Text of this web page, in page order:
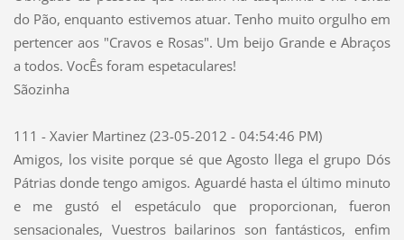
do Pão, enquanto estivemos atuar. Tenho muito orgulho em
pertencer aos "Cravos e Rosas". Um beijo Grande e Abraços
a todos. VocÊs foram espetaculares!
Sãozinha
111 - Xavier Martinez (23-05-2012 - 04:54:46 PM)
Amigos, los visite porque sé que Agosto llega el grupo Dós
Pátrias donde tengo amigos. Aguardé hasta el último minuto
e me gustó el espetáculo que proporcionan, fueron
sensacionales, Vuestros bailarinos son fantásticos, enfim